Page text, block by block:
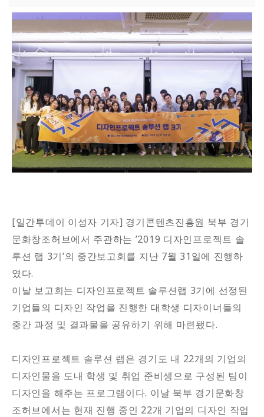
[일간투데이 이성자 기자] 경기콘텐츠진흥원 북부 경기
문화창조허브에서 주관하는 ’2019 디자인프로젝트 솔
루션 랩 3기’의 중간보고회를 지난 7월 31일에 진행하
였다.
이날 보고회는 디자인프로젝트 솔루션랩 3기에 선정된
기업들의 디자인 작업을 진행한 대학생 디자이너들의
중간 과정 및 결과물을 공유하기 위해 마련됐다.
디자인프로젝트 솔루션 랩은 경기도 내 22개의 기업의
디자인물을 도내 학생 및 취업 준비생으로 구성된 팀이
디자인을 해주는 프로그램이다. 이날 북부 경기문화창
조허브에서는 현재 진행 중인 22개 기업의 디자인 작업